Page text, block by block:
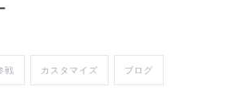
戦 カスタマイズ ブログ